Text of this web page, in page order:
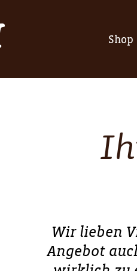
Shop
Wir lieben
Angebot